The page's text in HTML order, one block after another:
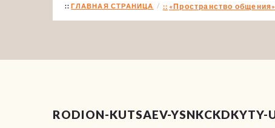
ГЛАВНАЯ СТРАНИЦА «Пространство
RODION-KUTSAEV-YSNKCKDKYTY-